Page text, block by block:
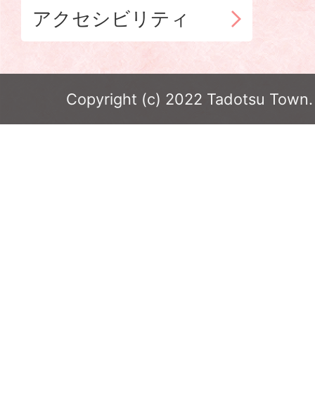
アクセシビリティ
Copyright (c) 2022 Tadotsu